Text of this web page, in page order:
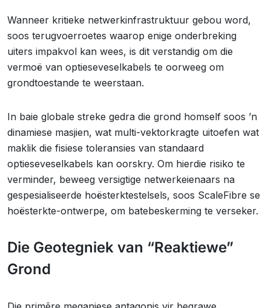
Wanneer kritieke netwerkinfrastruktuur gebou word,
soos terugvoerroetes waarop enige onderbreking
uiters impakvol kan wees, is dit verstandig om die
vermoë van optieseveselkabels te oorweeg om
grondtoestande te weerstaan.
In baie globale streke gedra die grond homself soos ’n
dinamiese masjien, wat multi-vektorkragte uitoefen wat
maklik die fisiese toleransies van standaard
optieseveselkabels kan oorskry. Om hierdie risiko te
verminder, beweeg versigtige netwerkeienaars na
gespesialiseerde hoësterktestelsels, soos ScaleFibre se
hoësterkte-ontwerpe, om batebeskerming te verseker.
Die Geotegniek van “Reaktiewe”
Grond